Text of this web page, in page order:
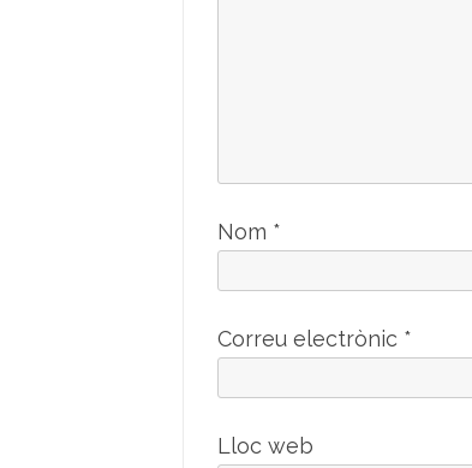
Nom *
Correu electrònic *
Lloc web